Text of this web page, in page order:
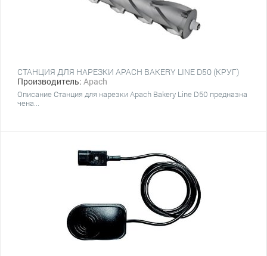
СТАНЦИЯ ДЛЯ НАРЕЗКИ APACH BAKERY LINE D50 (КРУГ)
Производитель: Apach
Описание Станция для нарезки Apach Bakery Line D50 предназна
чена...